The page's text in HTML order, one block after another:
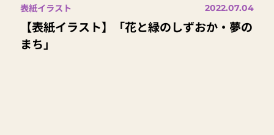
表紙イラスト 2022.07.04
【表紙イラスト】「花と緑のしずおか・夢の
まち」